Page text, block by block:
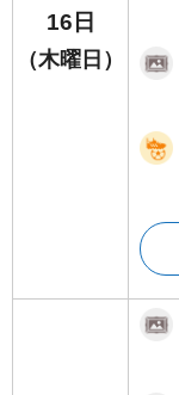
16日
（木曜日）